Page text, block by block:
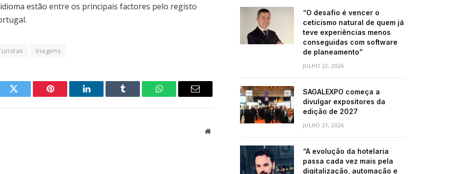
estão entre os principais factores pelo registo
Viagens
Twitter Pinterest LinkedIn Tumblr WhatsAppEmail
Website
“O desafio é vencer o
ceticismo natural de quem já
teve experiências menos
conseguidas com software
de planeamento”
JULHO 22, 2026
SAGALEXPO começa a
divulgar expositores da
edição de 2027
JULHO 21, 2026
“A evolução da hotelaria
passa cada vez mais pela
digitalização, automação e